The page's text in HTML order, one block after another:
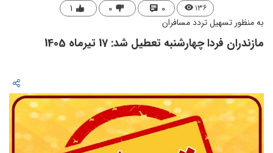
۱۳۶ ۰ ۰ ۱
به منظور تسهیل تردد مسافران
​مازندران فردا چهارشنبه تعطیل شد: 17 تیرماه 1405